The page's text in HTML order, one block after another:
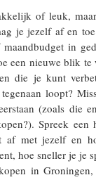
of leuk,
je jezelf af en
in
een nieuwe blik
die je kunt
loopt?
(zoals die
Spreek een
af met jezelf en
hoe sneller je je
in